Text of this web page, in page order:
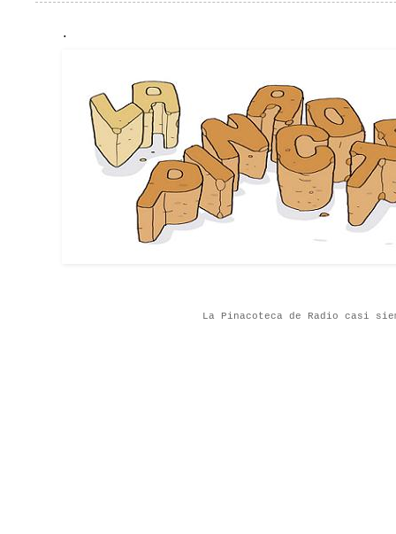
.
La Pinacoteca de Radio casi